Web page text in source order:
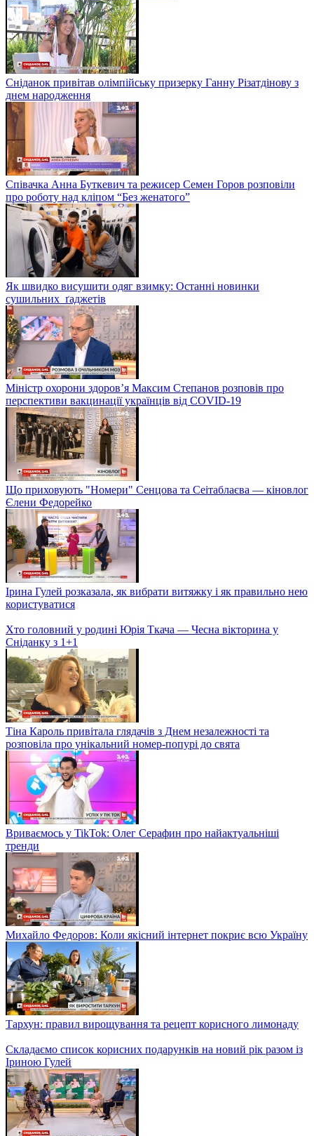
Сніданок привітав олімпійську призерку Ганну Різатдінову з
днем народження
Співачка Анна Буткевич та режисер Семен Горов розповіли
про роботу над кліпом “Без женатого”
Як швидко висушити одяг взимку: Останні новинки
сушильних ґаджетів
Міністр охорони здоров’я Максим Степанов розповів про
перспективи вакцинації українців від COVID-19
Що приховують "Номери" Сенцова та Сеітаблаєва — кіновлог
Єлени Федорейко
Ірина Гулей розказала, як вибрати витяжку і як правильно нею
користуватися
Хто головний у родині Юрія Ткача — Чесна вікторина у
Сніданку з 1+1
Тіна Кароль привітала глядачів з Днем незалежності та
розповіла про унікальний номер-попурі до свята
Вриваємось у TikTok: Олег Серафин про найактуальніші
тренди
Михайло Федоров: Коли якісний інтернет покриє всю Україну
Тархун: правил вирощування та рецепт корисного лимонаду